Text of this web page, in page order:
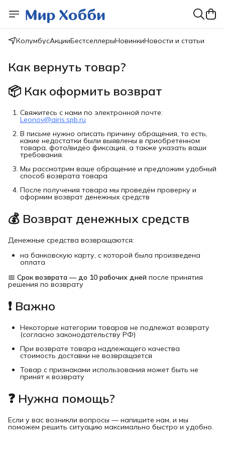
КолумбусАкцииБестселлерыНовинкиНовости и статьи
Как вернуть товар?
📦 Как оформить возврат
Свяжитесь с нами по электронной почте:
Leonov@airis.spb.ru
В письме нужно описать причину обращения, то есть,
какие недостатки были выявлены в приобретенном
товара, фото/видео фиксация, а также указать ваши
требования.
Мы рассмотрим ваше обращение и предложим удобный
способ возврата товара
После получения товара мы проведём проверку и
оформим возврат денежных средств
💰 Возврат денежных средств
Денежные средства возвращаются:
на банковскую карту, с которой была произведена
оплата
📅 Срок возврата — до 10 рабочих дней после принятия
решения по возврату
❗ Важно
Некоторые категории товаров не подлежат возврату
(согласно законодательству РФ)
При возврате товара надлежащего качества
стоимость доставки не возвращается
Товар с признаками использования может быть не
принят к возврату
❓ Нужна помощь?
Если у вас возникли вопросы — напишите нам, и мы
поможем решить ситуацию максимально быстро и удобно.